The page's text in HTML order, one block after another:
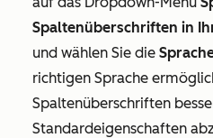
Spaltenüberschriften in
und wählen Sie die
richtigen Sprache
Spaltenüberschriften
Standardeigenschaften